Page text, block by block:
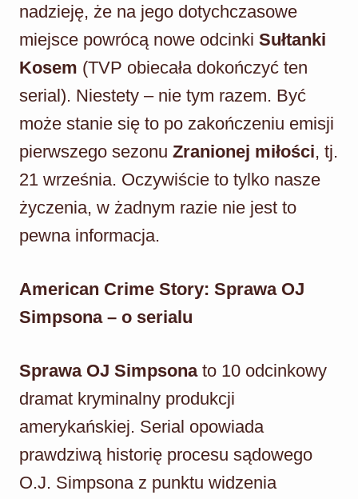
nadzieję, że na jego dotychczasowe
miejsce powrócą nowe odcinki Sułtanki
Kosem (TVP obiecała dokończyć ten
serial). Niestety – nie tym razem. Być
może stanie się to po zakończeniu emisji
pierwszego sezonu Zranionej miłości, tj.
21 września. Oczywiście to tylko nasze
życzenia, w żadnym razie nie jest to
pewna informacja.
American Crime Story: Sprawa OJ
Simpsona – o serialu
Sprawa OJ Simpsonato 10 odcinkowy
dramat kryminalny produkcji
amerykańskiej. Serial opowiada
prawdziwą historię procesu sądowego
O.J. Simpsona z punktu widzenia